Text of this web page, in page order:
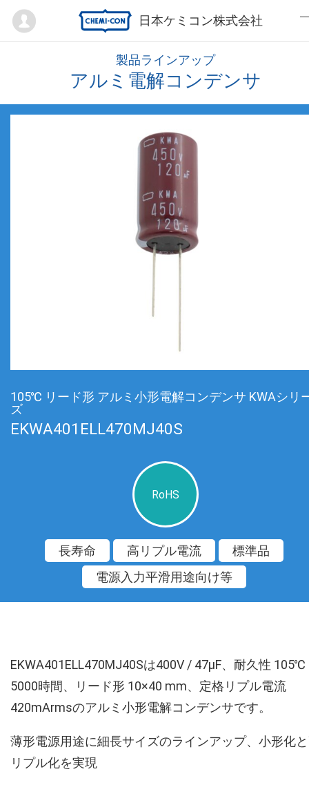
日本ケミコン株式会社
Mypage
製品ラインアップ
アルミ電解コンデンサ
105℃ リード形 アルミ小形電解コンデンサ KWAシリ
ズ
EKWA401ELL470MJ40S
RoHS
長寿命 高リプル電流
標準品
電源入力平滑用途向け等
EKWA401ELL470MJ40Sは400V / 47µF、耐久性 105℃
5000時間、リード形 10×40 mm、定格リプル電流
420mArmsのアルミ小形電解コンデンサです。
薄形電源用途に細長サイズのラインアップ、小形化
リプル化を実現